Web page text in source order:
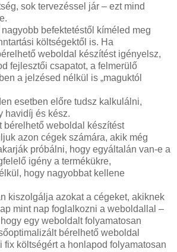
sok tervezéssel jár – ezt mind
befektetéstől kíméled meg
költségektől is. Ha
weboldal készítést igényelsz,
fejlesztői csapatot, a felmerülő
a jelzésed nélkül is „maguktól
esetben előre tudsz kalkulálni,
havidíj és kész.
bérelhető weboldal készítést
azon cégek számára, akik még
próbálni, hogy egyáltalán van-e a
igény a termékükre,
hogy nagyobbat kellene
kiszolgálja azokat a cégeket, akiknek
mint nap foglalkozni a weboldallal –
egy weboldalt folyamatosan
bérelhető weboldal
fix költségért a honlapod folyamatosan